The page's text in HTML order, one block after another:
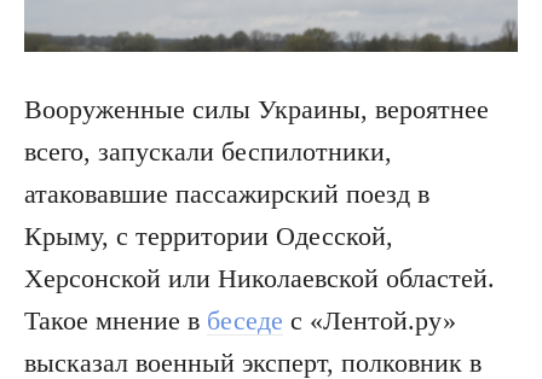
Вооруженные силы Украины, вероятнее
всего, запускали беспилотники,
атаковавшие пассажирский поезд в
Крыму, с территории Одесской,
Херсонской или Николаевской областей.
Такое мнение в беседе с «Лентой.ру»
высказал военный эксперт, полковник в